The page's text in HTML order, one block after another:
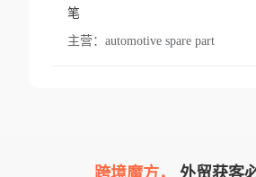
笔
主营： automotive spare part
跨境魔方， 外贸获客